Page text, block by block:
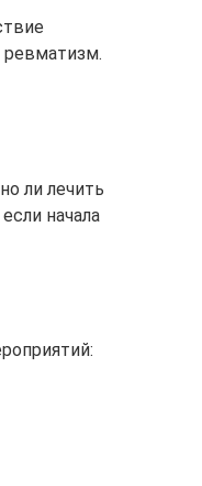
ревматизм.
ли лечить
начала